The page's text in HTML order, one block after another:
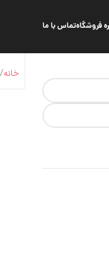
فروشگاهتماس با ما
خانه